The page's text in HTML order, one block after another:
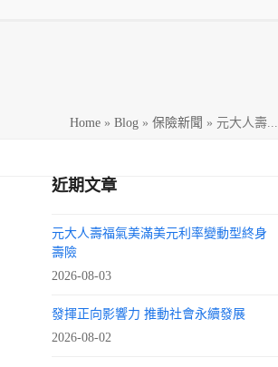
Home » Blog » 保險新聞 » 元大人壽...
近期文章
元大人壽福氣美滿美元利率變動型終身
壽險
2026-08-03
發揮正向影響力 推動社會永續發展
2026-08-02